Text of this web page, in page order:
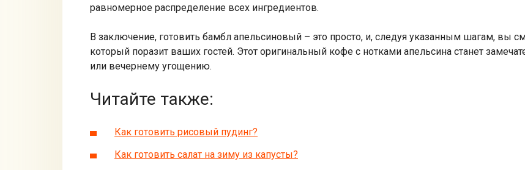
равномерное распределение всех ингредиентов.
В заключение, готовить бамбл апельсиновый – это просто, и, следуя указанным шагам, вы
который поразит ваших гостей. Этот оригинальный кофе с нотками апельсина станет
или вечернему угощению.
Читайте также:
Как готовить рисовый пудинг?
Как готовить салат на зиму из капусты?